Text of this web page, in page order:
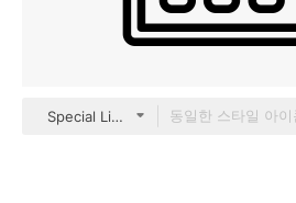
Special Lineal